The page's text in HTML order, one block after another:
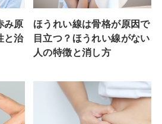
み原
と治
ほうれい線は骨格が原因で
目立つ？ほうれい線がない
人の特徴と消し方